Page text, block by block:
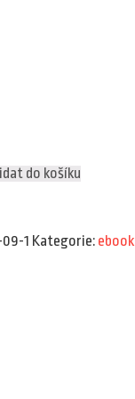
do košíku
1 Kategorie: ebook